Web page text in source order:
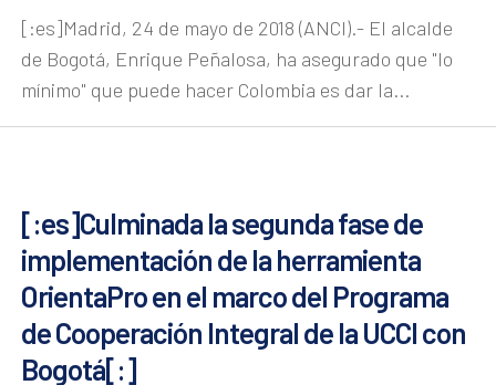
[:es]Madrid, 24 de mayo de 2018 (ANCI).- El alcalde
de Bogotá, Enrique Peñalosa, ha asegurado que "lo
mínimo" que puede hacer Colombia es dar la...
[:es]Culminada la segunda fase de
implementación de la herramienta
OrientaPro en el marco del Programa
de Cooperación Integral de la UCCI con
Bogotá[:]